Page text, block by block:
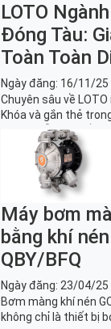
LOTO
Đóng Tàu:
Toàn Toàn
Ngày đăng: 16/11/25
Chuyên sâu về
Khóa và gắn thẻ
Hướng dẫn chi tiết
OSHA, thiết bị và
công nghiệp đóng
Máy bơm
bằng khí
QBY/BFQ
Ngày đăng: 23/04/25
Bơm màng khí nén
không chỉ là thiết bị